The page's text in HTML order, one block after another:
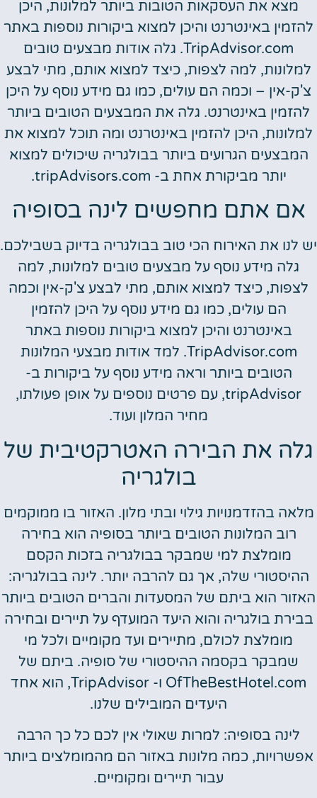
מצא את העסקאות הטובות ביותר למלונות, היכן
להזמין באינטרנט והיכן למצוא ביקורות נוספות באתר
TripAdvisor.com. גלה אודות מבצעים טובים
למלונות, למה לצפות, כיצד למצוא אותם, מתי לבצע
צ'ק-אין – וכמה הם עולים, כמו גם מידע נוסף על היכן
להזמין באינטרנט. גלה את המבצעים הטובים ביותר
למלונות, היכן להזמין באינטרנט ומה תוכל למצוא את
המבצעים הגרועים ביותר בבולגריה שיכולים למצוא
יותר מביקורת אחת ב- tripAdvisors.com.
אם אתם מחפשים לינה בסופיה
יש לנו את האירוח הכי טוב בבולגריה בדיוק בשבילכם.
גלה מידע נוסף על מבצעים טובים למלונות, למה
לצפות, כיצד למצוא אותם, מתי לבצע צ'ק-אין וכמה
הם עולים, כמו גם מידע נוסף על היכן להזמין
באינטרנט והיכן למצוא ביקורות נוספות באתר
TripAdvisor.com. למד אודות מבצעי המלונות
הטובים ביותר וראה מידע נוסף על ביקורות ב-
tripAdvisor, עם פרטים נוספים על אופן פעולתו,
מחיר המלון ועוד.
גלה את הבירה האטרקטיבית של
בולגריה
מלאה בהזדמנויות גילוי ובתי מלון. האזור בו ממוקמים
רוב המלונות הטובים ביותר בסופיה הוא בחירה
מומלצת למי שמבקר בבולגריה בזכות הקסם
ההיסטורי שלה, אך גם להרבה יותר. לינה בבולגריה:
האזור הוא ביתם של המסעדות והברים הטובים ביותר
בבירת בולגריה והוא היעד המועדף על תיירים ובחירה
מומלצת לכולם, מתיירים ועד מקומיים ולכל מי
שמבקר בקסמה ההיסטורי של סופיה. ביתם של
OfTheBestHotel.com ו- TripAdvisor, הוא אחד
היעדים המובילים שלנו.
לינה בסופיה: למרות שאולי אין לכם כל כך הרבה
אפשרויות, כמה מלונות באזור הם מהמומלצים ביותר
עבור תיירים ומקומיים.